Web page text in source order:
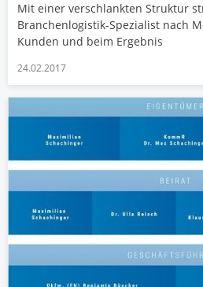
Mit einer verschlankten Struktur
Branchenlogistik-Spezialist nach
Kunden und beim Ergebnis
24.02.2017